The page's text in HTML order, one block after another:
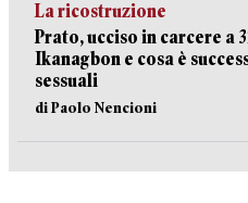
La ricostruzione
Prato, ucciso in carcere a
Ikanagbon e cosa è
sessuali
di Paolo Nencioni